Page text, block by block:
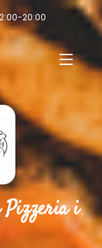
20:00
Pizzeria i